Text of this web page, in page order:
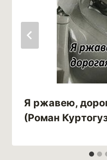
Я ржавею,
(Роман